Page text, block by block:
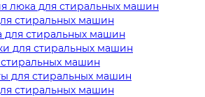
люка для стиральных машин
стиральных машин
для стиральных машин
для стиральных машин
машин
для стиральных машин
стиральных машин